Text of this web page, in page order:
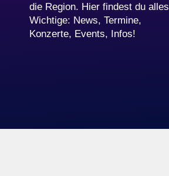
die Region. Hier findest du alles
Wichtige: News, Termine,
Konzerte, Events, Infos!